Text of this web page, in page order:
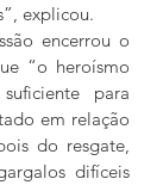
explicou.
encerrou o
“o heroísmo
para
em relação
do resgate,
difíceis